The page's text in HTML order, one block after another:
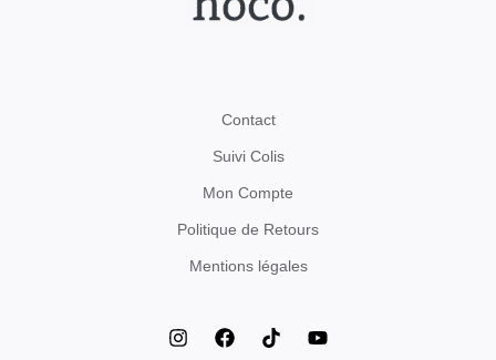
Contact
Suivi Colis
Mon Compte
Politique de Retours
Mentions légales